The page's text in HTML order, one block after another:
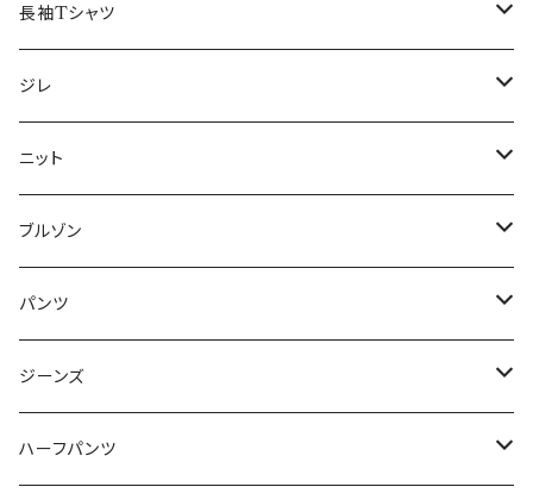
50/XL～
48/L
50/XL～
46/M
48/L
50/XL～
～44/S
46/M
48/L
50/XL～
長袖Tシャツ
～44/S
46/M
48/L
50/XL～
ジレ
～44/S
46/M
48/L
50/XL～
ニット
～44/S
46/M
48/L
50/XL～
ブルゾン
～44/S
46/M
48/L
パンツ
～44/S
46/M
ジーンズ
～44/S
ハーフパンツ